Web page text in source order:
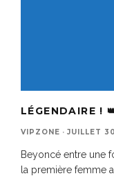
LÉGENDAIRE !
VIPZONE · JUILLET
Beyoncé entre une
la première femme